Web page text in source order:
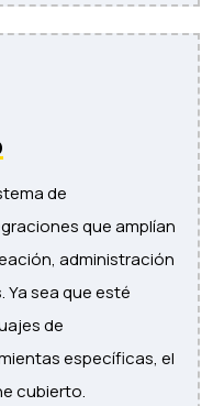
de
que amplían
administración
sea que esté
de
específicas, el
cubierto.